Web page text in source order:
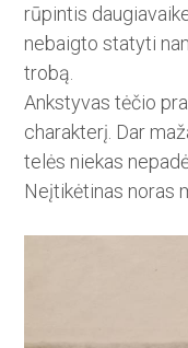
rūpintis
nebaigto statyti
trobą.
Ankstyvas tėčio
charakterį. Dar
telės niekas
Neįtikėtinas noras